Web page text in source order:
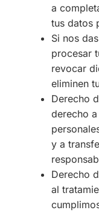
a
tus datos
Si nos
procesar
revocar
eliminen
Derecho
derecho
y a
Derecho
al